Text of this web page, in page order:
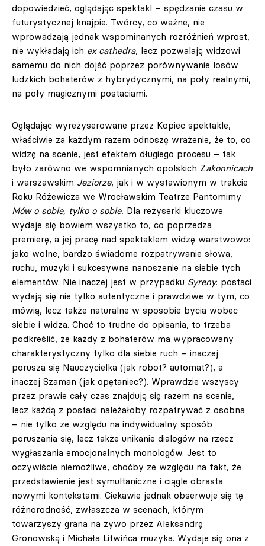
dopowiedzieć, oglądając spektakl – spędzanie czasu w
futurystycznej knajpie. Twórcy, co ważne, nie
wprowadzają jednak wspominanych rozróżnień wprost,
nie wykładają ich ex cathedra, lecz pozwalają widzowi
samemu do nich dojść poprzez porównywanie losów
ludzkich bohaterów z hybrydycznymi, na poły realnymi,
na poły magicznymi postaciami.
Oglądając wyreżyserowane przez Kopiec spektakle,
właściwie za każdym razem odnoszę wrażenie, że to, co
widzę na scenie, jest efektem długiego procesu – tak
było zarówno we wspomnianych opolskich Zakonnicach
i warszawskim Jeziorze, jak i w wystawionym w trakcie
Roku Różewicza we Wrocławskim Teatrze Pantomimy
Mów o sobie, tylko o sobie. Dla reżyserki kluczowe
wydaje się bowiem wszystko to, co poprzedza
premierę, a jej pracę nad spektaklem widzę warstwowo:
jako wolne, bardzo świadome rozpatrywanie słowa,
ruchu, muzyki i sukcesywne nanoszenie na siebie tych
elementów. Nie inaczej jest w przypadku Syreny: postaci
wydają się nie tylko autentyczne i prawdziwe w tym, co
mówią, lecz także naturalne w sposobie bycia wobec
siebie i widza. Choć to trudne do opisania, to trzeba
podkreślić, że każdy z bohaterów ma wypracowany
charakterystyczny tylko dla siebie ruch – inaczej
porusza się Nauczycielka (jak robot? automat?), a
inaczej Szaman (jak opętaniec?). Wprawdzie wszyscy
przez prawie cały czas znajdują się razem na scenie,
lecz każdą z postaci należałoby rozpatrywać z osobna
– nie tylko ze względu na indywidualny sposób
poruszania się, lecz także unikanie dialogów na rzecz
wygłaszania emocjonalnych monologów. Jest to
oczywiście niemożliwe, choćby ze względu na fakt, że
przedstawienie jest symultaniczne i ciągle obrasta
nowymi kontekstami. Ciekawie jednak obserwuje się tę
różnorodność, zwłaszcza w scenach, którym
towarzyszy grana na żywo przez Aleksandrę
Gronowską i Michała Litwińca muzyka. Wydaje się ona z